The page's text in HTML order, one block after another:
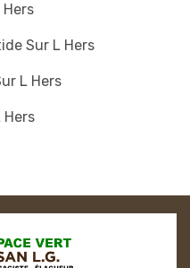
Sur L Hers
L Hers